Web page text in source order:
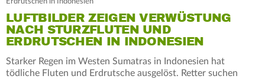
LUFTBILDER ZEIGEN VERWÜSTUNG
NACH STURZFLUTEN UND
ERDRUTSCHEN IN INDONESIEN
Starker Regen im Westen Sumatras in Indonesien hat
tödliche Fluten und Erdrutsche ausgelöst. Retter suchen